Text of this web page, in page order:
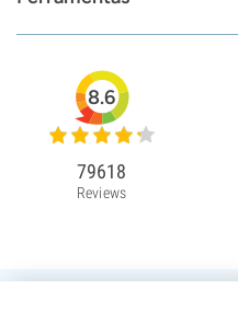
8.6
79618
Reviews